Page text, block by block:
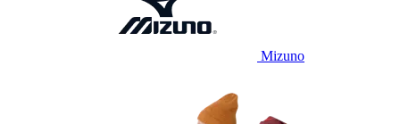
Mizuno